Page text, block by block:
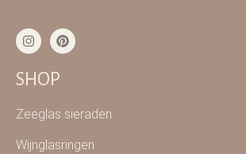
SHOP
Zeeglas sieraden
Wijnglasringen